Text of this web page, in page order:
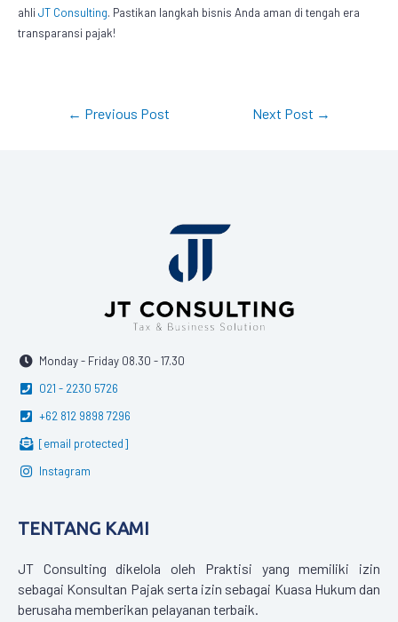
ahliJT Consulting. Pastikan langkah bisnis Anda aman di tengah era
transparansi pajak!
← Previous Post Next Post →
Monday - Friday 08.30 - 17.30
021 - 2230 5726
+62 812 9898 7296
[email protected]
Instagram
TENTANG KAMI
JT Consulting dikelola oleh Praktisi yang memiliki izin
sebagai Konsultan Pajak serta izin sebagai Kuasa Hukum dan
berusaha memberikan pelayanan terbaik.